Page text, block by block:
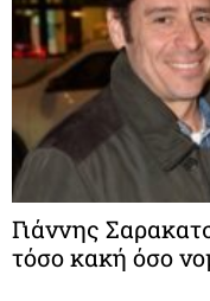
Γιάννης
τόσο κακή όσο